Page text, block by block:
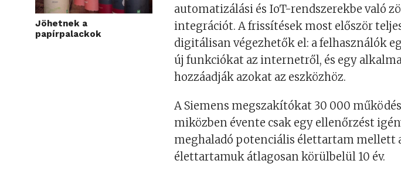
Jöhetnek a
papírpalackok
automatizálási és IoT-rendszerekbe való
integrációt. A frissítések most először
digitálisan végezhetők el: a felhasználók
új funkciókat az internetről, és egy
hozzáadják azokat az eszközhöz.
A Siemens megszakítókat 30 000
miközben évente csak egy ellenőrzést
meghaladó potenciális élettartam mellett
élettartamuk átlagosan körülbelül 10 év.